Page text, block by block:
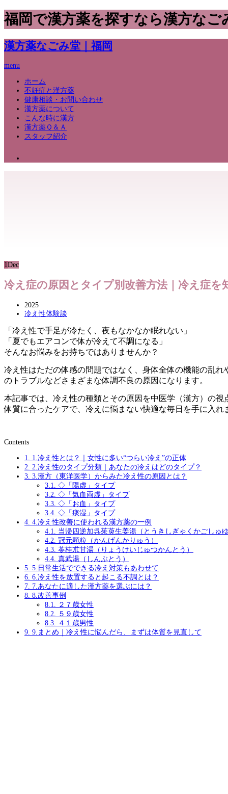
福岡で漢方薬を探すなら漢方なご
漢方薬なごみ堂｜福岡
menu
ホーム
不妊症と漢方薬
健康相談・お問い合わせ
漢方薬について
こんな時に漢方
漢方薬Ｑ＆Ａ
スタッフ紹介
1 Dec
冷え症の原因とタイプ別改善方法｜冷え症
2025
冷え性体験談
「冷え性で手足が冷たく、夜もなかなか眠れない」
「夏でもエアコンで体が冷えて不調になる」
そんなお悩みをお持ちではありませんか？
冷え性はただの体感の問題ではなく、身体全体の機能の乱
のトラブルなどさまざまな体調不良の原因になります。
本記事では、冷え性の種類とその原因を中医学（漢方）の
体質に合ったケアで、冷えに悩まない快適な毎日を手に入れ
Contents
1.
1.冷え性とは？｜女性に多い“つらい冷え”の正体
2.
2.冷え性のタイプ分類｜あなたの冷えはどのタイプ？
3. 3.漢方（東洋医学）からみた冷え性の原因とは？
3.1.
◇「陽虚」タイプ
3.2. ◇「気血両虚」タイプ
3.3. ◇「お血」タイプ
3.4. ◇「痰湿」タイプ
4. 4.冷え性改善に使われる漢方薬の一例
4.1.
当帰四逆加呉茱萸生姜湯（とうきしぎゃくかごしゅ
4.2. 冠元顆粒（かんげんかりゅう）
4.3. 苓桂朮甘湯（りょうけいじゅつかんとう）
4.4. 真武湯（しんぶとう）
5. 5.日常生活でできる冷え対策もあわせて
6. 6.冷え性を放置すると起こる不調とは？
7. 7.あなたに適した漢方薬を選ぶには？
8. 8.改善事例
8.1.
２７歳女性
8.2.
５９歳女性
8.3.
４１歳男性
9. 9.まとめ｜冷え性に悩んだら、まずは体質を見直して